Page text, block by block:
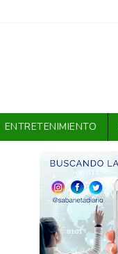
ENTRETENIMIENTO